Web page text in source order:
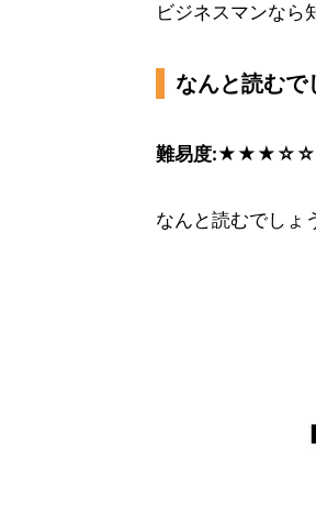
ビジネスマンなら
なんと読むで
難易度:★★★☆☆
なんと読むでしょ